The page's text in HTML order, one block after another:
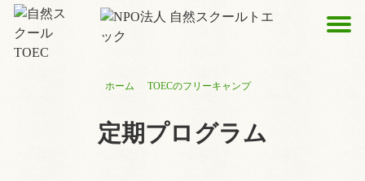
ホーム TOECのフリーキャンプ
定期プログラム